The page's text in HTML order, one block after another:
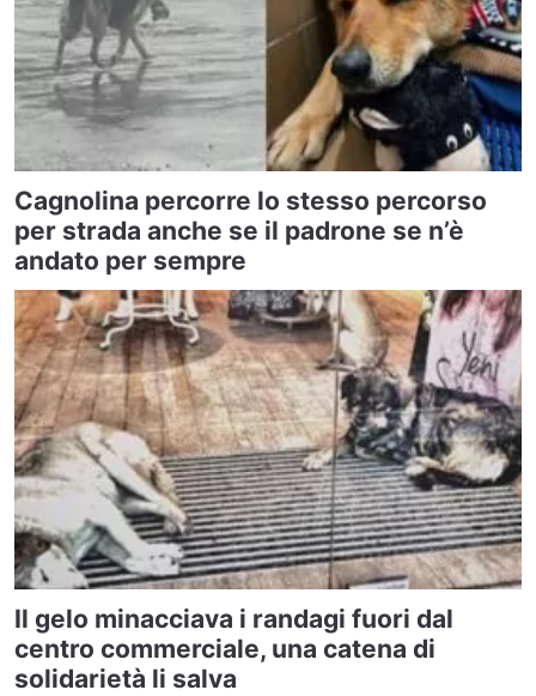
Cagnolina percorre lo stesso percorso
per strada anche se il padrone se n’è
andato per sempre
Il gelo minacciava i randagi fuori dal
centro commerciale, una catena di
solidarietà li salva